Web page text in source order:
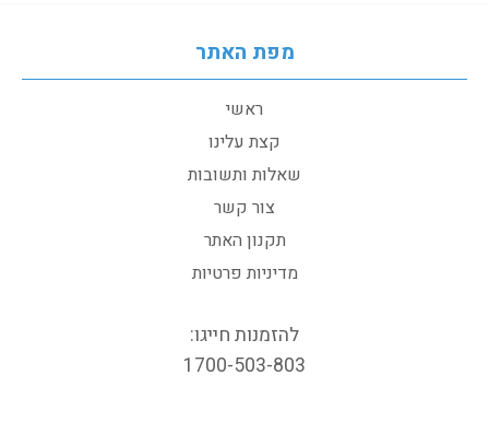
מפת האתר
ראשי
קצת עלינו
שאלות ותשובות
צור קשר
תקנון האתר
מדיניות פרטיות
להזמנות חייגו:
1700-503-803